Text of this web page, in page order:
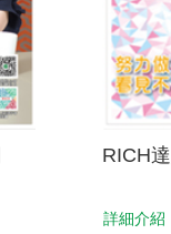
RICH
詳細介紹